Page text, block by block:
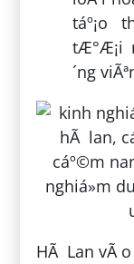
táº¡o
tÆ°Æ¡i
´ng
HÃ Lan vÃ